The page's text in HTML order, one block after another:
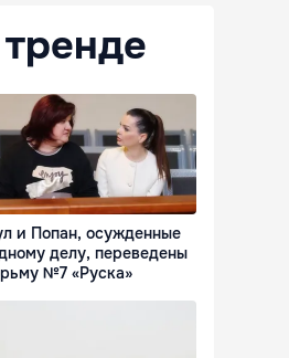
и Попан, осужденные
делу, переведены
№7 «Руска»